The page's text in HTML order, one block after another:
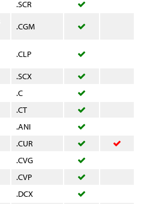
.SCR
.CGM
.CLP
.SCX
.C
.CT
.ANI
.CUR
.CVG
.CVP
.DCX